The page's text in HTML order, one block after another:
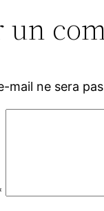
un
mail ne sera